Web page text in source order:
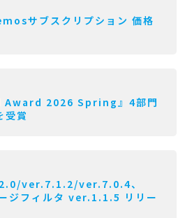
サブスクリプション 価格
Award 2026 Spring』4部門
受賞
ver.7.1.2/ver.7.0.4、
ジフィルタ ver.1.1.5 リリー